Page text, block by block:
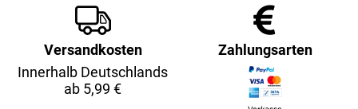
Versandkosten
Innerhalb Deutschlands
ab 5,99 €
Zahlungsarten